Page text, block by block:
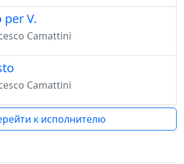
per V.
Camattini
Camattini
к исполнителю